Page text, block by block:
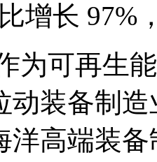
增长 97%
可再生
动装备制
洋高端装